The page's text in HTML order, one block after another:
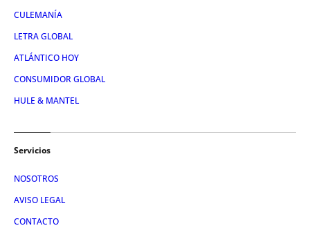
CULEMANÍA
LETRA GLOBAL
ATLÁNTICO HOY
CONSUMIDOR GLOBAL
HULE & MANTEL
Servicios
NOSOTROS
AVISO LEGAL
CONTACTO